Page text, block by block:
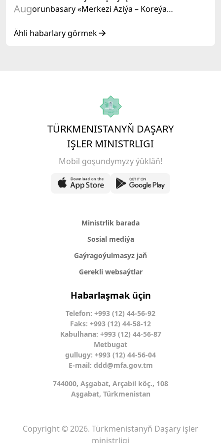
Augorunbasary «Merkezi Aziýa – Koreýa
ýokary derejeli wezipeli adamlarynyň mejlisine
Ähli habarlary görmek
TÜRKMENISTANYŇ DAŞARY
IŞLER MINISTRLIGI
Mobil goşundymyzy ýükläň!
Ministrlik barada
Sosial mediýa
Gaýragoýulmasyz jaň
Gerekli websaýtlar
Habarlaşmak üçin
Telefon: +993 (12) 44-56-92
Faks: +993 (12) 44-58-12
Kabulhana: +993 (12) 44-56-87
Metbugat
gullugy: +993 (12) 44-56-04
E-mail: ddd@mfa.gov.tm
744000, Aşgabat, Arçabil köç., 108
Aşgabat, Türkmenistan
Copyright © 2026. Türkmenistanyň Daşary işler
ministrligi